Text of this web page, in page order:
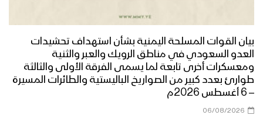
بيان القوات المسلحة اليمنية بشأن استهداف تحشيدات
العدو السعودي في مناطق الرويك والعبر والثنية
ومعسكرات أخرى تابعة لما يسمى الفرقة الأولى والثالثة
طوارئ بعدد كبير من الصواريخ الباليستية والطائرات المسيرة
– 6 أغسطس 2026م
06/08/2026